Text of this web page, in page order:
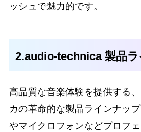
ッシュで魅力的です。
2.audio-technica 製品
高品質な音楽体験を提供する
カの革命的な製品ラインナッ
やマイクロフォンなどプロフ